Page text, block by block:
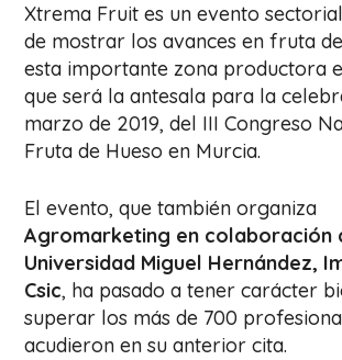
Xtrema Fruit es un evento
de mostrar los avances en fruta
esta importante zona productora
que será la antesala para la
marzo de 2019, del III Congreso
Fruta de Hueso en Murcia.
El evento, que también organiza
Agromarketing en colaboración
Universidad Miguel Hernández,
Csic, ha pasado a tener carácter
superar los más de 700
acudieron en su anterior cita.